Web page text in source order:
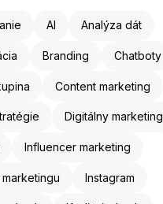
AI Analýza dát
Branding Chatboty
Content marketing
Digitálny marketing
Influencer marketing
Instagram